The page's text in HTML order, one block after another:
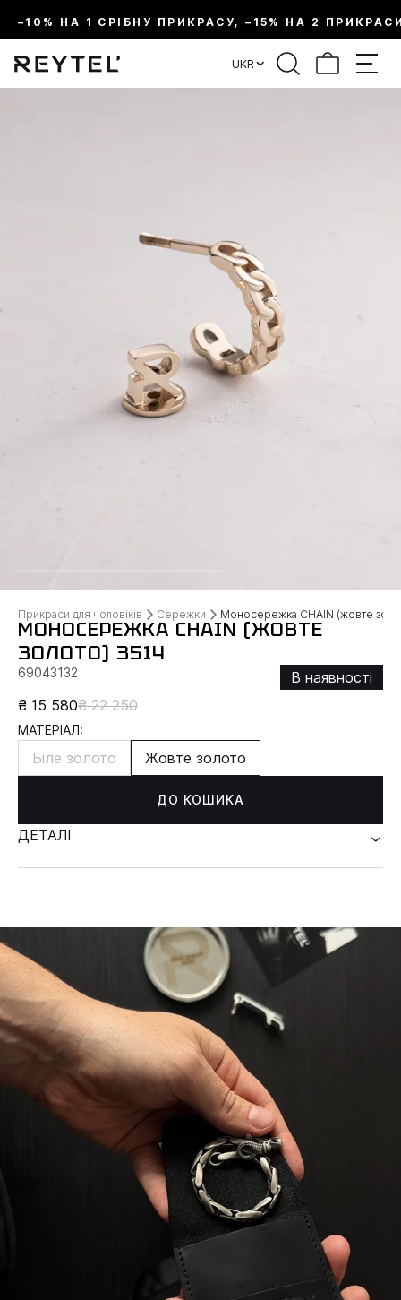
–10% НА 1 СРІБНУ ПРИКРАСУ, –15% НА 2
UKR
Прикраси для чоловіків Сережки Моносережка CHAIN (жовте
МОНОСЕРЕЖКА CHAIN (ЖОВТЕ
ЗОЛОТО) 3514
69043132
В наявності
₴ 15 580₴ 22 250
МАТЕРІАЛ:
Біле золото Жовте золото
ДО КОШИКА
ДЕТАЛІ